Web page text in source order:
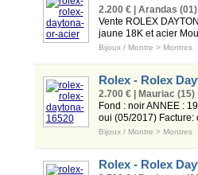
2.200 € | Arandas (01)
Vente ROLEX
jaune 18K et acier
Bijoux / Montre > Montres
Rolex - Rolex
2.700 € | Mauriac (15)
Fond : noir ANNEE :
oui (05/2017) Facture:
Bijoux / Montre > Montres
Rolex - Rolex